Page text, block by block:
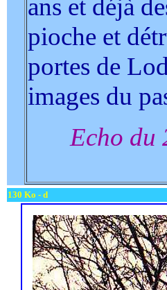
ans et déjà
pioche et
portes de
images du
Echo du
130 Ko - d